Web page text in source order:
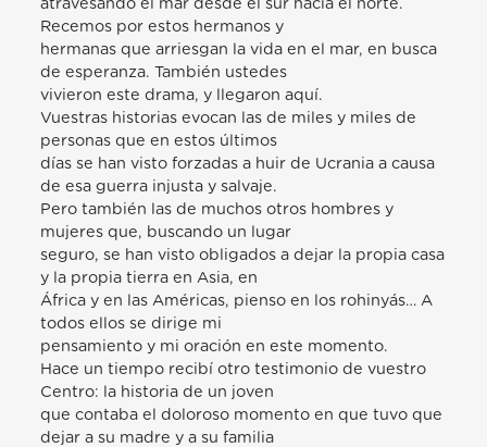
atravesando el mar desde el sur hacia el norte.
Recemos por estos hermanos y
hermanas que arriesgan la vida en el mar, en busca
de esperanza. También ustedes
vivieron este drama, y llegaron aquí.
Vuestras historias evocan las de miles y miles de
personas que en estos últimos
días se han visto forzadas a huir de Ucrania a causa
de esa guerra injusta y salvaje.
Pero también las de muchos otros hombres y
mujeres que, buscando un lugar
seguro, se han visto obligados a dejar la propia casa
y la propia tierra en Asia, en
África y en las Américas, pienso en los rohinyás… A
todos ellos se dirige mi
pensamiento y mi oración en este momento.
Hace un tiempo recibí otro testimonio de vuestro
Centro: la historia de un joven
que contaba el doloroso momento en que tuvo que
dejar a su madre y a su familia